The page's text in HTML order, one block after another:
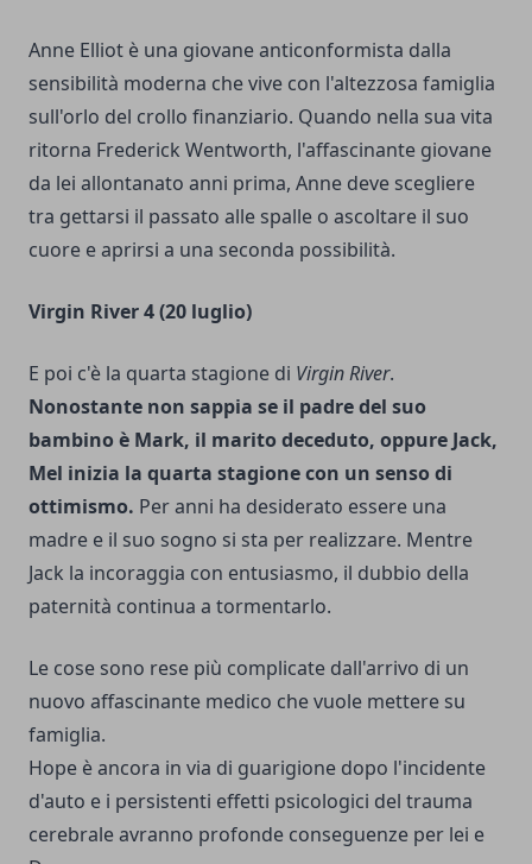
Anne Elliot è una giovane anticonformista dalla
sensibilità moderna che vive con l'altezzosa famiglia
sull'orlo del crollo finanziario. Quando nella sua vita
ritorna Frederick Wentworth, l'affascinante giovane
da lei allontanato anni prima, Anne deve scegliere
tra gettarsi il passato alle spalle o ascoltare il suo
cuore e aprirsi a una seconda possibilità.
Virgin River 4 (20 luglio)
E poi c'è la quarta stagione di Virgin River.
Nonostante non sappia se il padre del suo
bambino è Mark, il marito deceduto, oppure Jack,
Mel inizia la quarta stagione con un senso di
ottimismo. Per anni ha desiderato essere una
madre e il suo sogno si sta per realizzare. Mentre
Jack la incoraggia con entusiasmo, il dubbio della
paternità continua a tormentarlo.
Le cose sono rese più complicate dall'arrivo di un
nuovo affascinante medico che vuole mettere su
famiglia.
Hope è ancora in via di guarigione dopo l'incidente
d'auto e i persistenti effetti psicologici del trauma
cerebrale avranno profonde conseguenze per lei e